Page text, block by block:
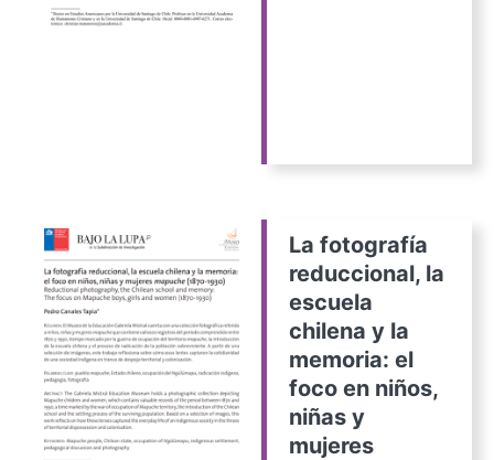
La fotografía
reduccional, la
escuela
chilena y la
memoria: el
foco en niños,
niñas y
mujeres